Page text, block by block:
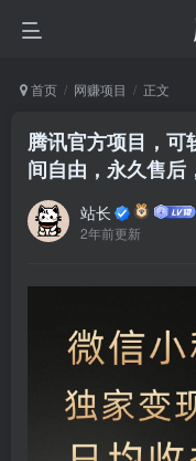
首页 网赚项目 正文
腾讯官方项目，可
间自由，永久售后
站长
2年前更新